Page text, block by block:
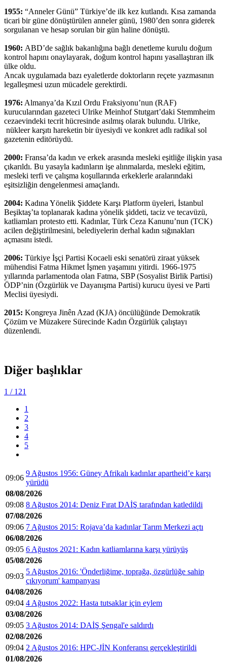
1955: “Anneler Günü” Türkiye’de ilk kez kutlandı. Kısa zamanda
ticari bir güne dönüştürülen anneler günü, 1980’den sonra giderek
sorgulanan ve hesap sorulan bir gün haline dönüştü.
1960: ABD’de sağlık bakanlığına bağlı denetleme kurulu doğum
kontrol hapını onaylayarak, doğum kontrol hapını yasallaştıran ilk
ülke oldu.
Ancak uygulamada bazı eyaletlerde doktorların reçete yazmasının
legalleşmesi uzun mücadele gerektirdi.
1976: Almanya’da Kızıl Ordu Fraksiyonu’nun (RAF)
kurucularından gazeteci Ulrike Meinhof Stutgart’daki Stemmheim
cezaevindeki tecrit hücresinde asılmış olarak bulundu. Ulrike,
nükleer karşıtı hareketin bir üyesiydi ve konkret adlı radikal sol
gazetenin editörüydü.
2000: Fransa’da kadın ve erkek arasında mesleki eşitliğe ilişkin yasa
çıkarıldı. Bu yasayla kadınların işe alınmalarda, mesleki eğitim,
mesleki terfi ve çalışma koşullarında erkeklerle aralarındaki
eşitsizliğin dengelenmesi amaçlandı.
2004: Kadına Yönelik Şiddete Karşı Platform üyeleri, İstanbul
Beşiktaş’ta toplanarak kadına yönelik şiddeti, taciz ve tecavüzü,
katliamları protesto etti. Kadınlar, Türk Ceza Kanunu’nun (TCK)
acilen değiştirilmesini, belediyelerin derhal kadın sığınakları
açmasını istedi.
2006: Türkiye İşçi Partisi Kocaeli eski senatörü ziraat yüksek
mühendisi Fatma Hikmet İşmen yaşamını yitirdi. 1966-1975
yıllarında parlamentoda olan Fatma, SBP (Sosyalist Birlik Partisi)
ÖDP’nin (Özgürlük ve Dayanışma Partisi) kurucu üyesi ve Parti
Meclisi üyesiydi.
2015: Kongreya Jinên Azad (KJA) öncülüğünde Demokratik
Çözüm ve Müzakere Sürecinde Kadın Özgürlük çalıştayı
düzenlendi.
Diğer başlıklar
1 / 121
1
2
3
4
5
09:06
9 Ağustos 1956: Güney Afrikalı kadınlar apartheid’e karşı
yürüdü
08/08/2026
09:08 8 Ağustos 2014: Deniz Fırat DAİŞ tarafından katledildi
07/08/2026
09:06 7 Ağustos 2015: Rojava’da kadınlar Tarım Merkezi açtı
06/08/2026
09:05 6 Ağustos 2021: Kadın katliamlarına karşı yürüyüş
05/08/2026
09:03
5 Ağustos 2016: 'Önderliğime, toprağa, özgürlüğe sahip
çıkıyorum' kampanyası
04/08/2026
09:04 4 Ağustos 2022: Hasta tutsaklar için eylem
03/08/2026
09:05 3 Ağustos 2014: DAİŞ Şengal'e saldırdı
02/08/2026
09:04 2 Ağustos 2016: HPC-JİN Konferansı gerçekleştirildi
01/08/2026